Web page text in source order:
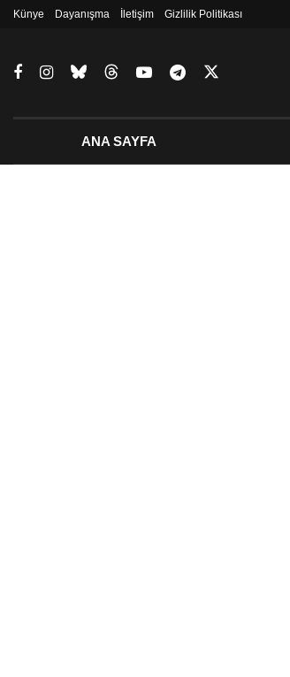
Künye Dayanışma İletişim Gizlilik Politikası
ANA SAYFA